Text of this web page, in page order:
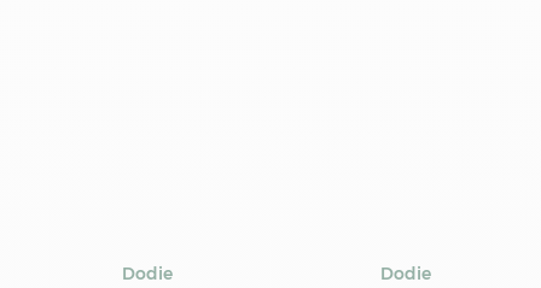
Dodie
Dodie